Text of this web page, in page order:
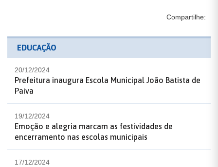
Compartilhe:
EDUCAÇÃO
20/12/2024
Prefeitura inaugura Escola Municipal João Batista de
Paiva
19/12/2024
Emoção e alegria marcam as festividades de
encerramento nas escolas municipais
17/12/2024